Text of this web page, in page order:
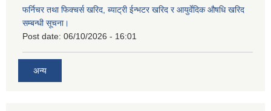
फर्निचर तथा फिक्चर्स खरिद, ब्याट‍्री ईन्भटर खरिद र आयुर्वेदिक औषधि खरिद
सम्बन्धी सूचना।
Post date: 06/10/2026 - 16:01
अन्य